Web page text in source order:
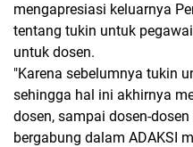
mengapresiasi keluarnya
tentang tukin untuk
untuk dosen.
"Karena sebelumnya tukin
sehingga hal ini akhirnya
dosen, sampai dosen-
bergabung dalam ADAKSI